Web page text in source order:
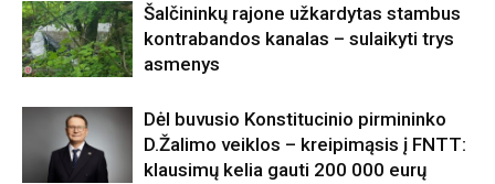
Šalčininkų rajone užkardytas stambus
kontrabandos kanalas – sulaikyti trys
asmenys
Dėl buvusio Konstitucinio pirmininko
D.Žalimo veiklos – kreipimąsis į FNTT:
klausimų kelia gauti 200 000 eurų